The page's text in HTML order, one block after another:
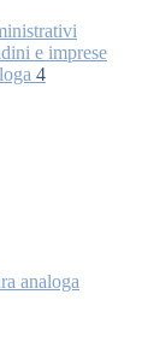
e imprese
4
analoga